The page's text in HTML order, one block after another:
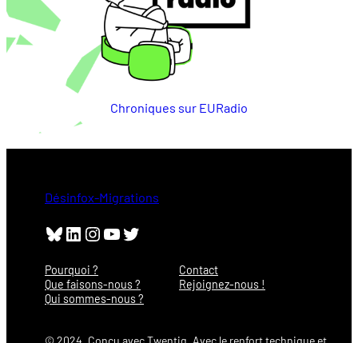
Chroniques sur EURadio
Désinfox-Migrations
Bluesky LinkedIn Instagram YouTube Twitter
Pourquoi ?
Que faisons-nous ?
Qui sommes-nous ?
Contact
Rejoignez-nous !
© 2024. Conçu avec Twentig. Avec le renfort technique et